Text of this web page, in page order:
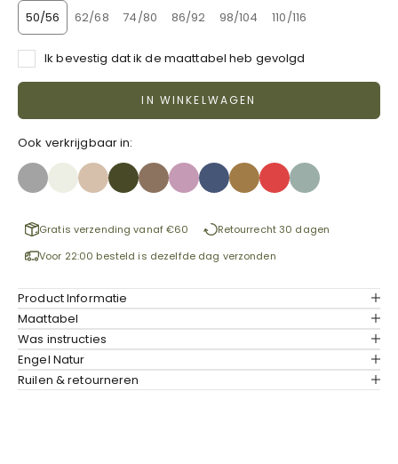
50/56 62/68 74/80 86/92 98/104 110/116
Ik bevestig dat ik de maattabel heb gevolgd
IN WINKELWAGEN
Ook verkrijgbaar in:
Gratis verzending vanaf €60
Retourrecht 30 dagen
Voor 22:00 besteld is dezelfde dag verzonden
Product Informatie
Maattabel
Was instructies
Engel Natur
Ruilen & retourneren